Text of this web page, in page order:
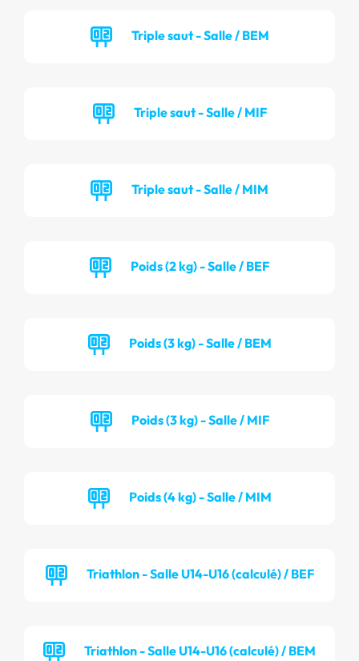
Triple saut - Salle / BEM
Triple saut - Salle / MIF
Triple saut - Salle / MIM
Poids (2 kg) - Salle / BEF
Poids (3 kg) - Salle / BEM
Poids (3 kg) - Salle / MIF
Poids (4 kg) - Salle / MIM
Triathlon - Salle U14-U16 (calculé) / BEF
Triathlon - Salle U14-U16 (calculé) / BEM